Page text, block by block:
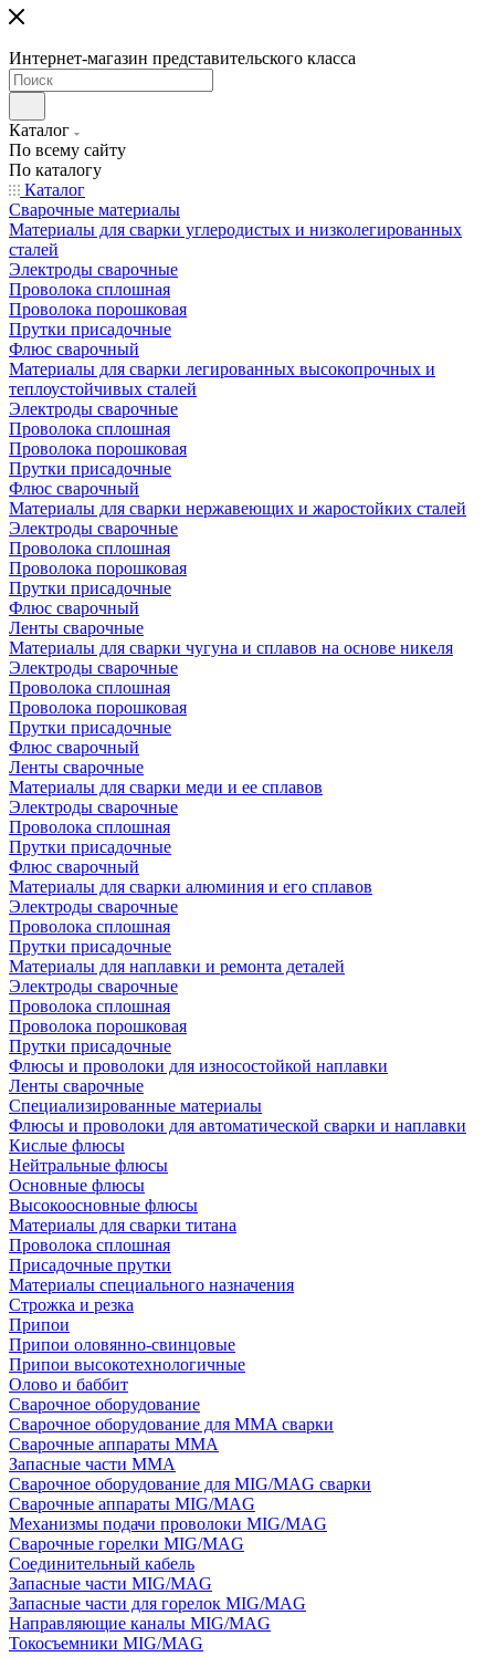
Интернет-магазин представительского класса
Каталог
По всему сайту
По каталогу
Каталог
Сварочные материалы
Материалы для сварки углеродистых и низколегированных
сталей
Электроды сварочные
Проволока сплошная
Проволока порошковая
Прутки присадочные
Флюс сварочный
Материалы для сварки легированных высокопрочных и
теплоустойчивых сталей
Электроды сварочные
Проволока сплошная
Проволока порошковая
Прутки присадочные
Флюс сварочный
Материалы для сварки нержавеющих и жаростойких сталей
Электроды сварочные
Проволока сплошная
Проволока порошковая
Прутки присадочные
Флюс сварочный
Ленты сварочные
Материалы для сварки чугуна и сплавов на основе никеля
Электроды сварочные
Проволока сплошная
Проволока порошковая
Прутки присадочные
Флюс сварочный
Ленты сварочные
Материалы для сварки меди и ее сплавов
Электроды сварочные
Проволока сплошная
Прутки присадочные
Флюс сварочный
Материалы для сварки алюминия и его сплавов
Электроды сварочные
Проволока сплошная
Прутки присадочные
Материалы для наплавки и ремонта деталей
Электроды сварочные
Проволока сплошная
Проволока порошковая
Прутки присадочные
Флюсы и проволоки для износостойкой наплавки
Ленты сварочные
Специализированные материалы
Флюсы и проволоки для автоматической сварки и наплавки
Кислые флюсы
Нейтральные флюсы
Основные флюсы
Высокоосновные флюсы
Материалы для сварки титана
Проволока сплошная
Присадочные прутки
Материалы специального назначения
Строжка и резка
Припои
Припои оловянно-свинцовые
Припои высокотехнологичные
Олово и баббит
Сварочное оборудование
Сварочное оборудование для MMA сварки
Сварочные аппараты MMA
Запасные части MMA
Сварочное оборудование для MIG/MAG сварки
Сварочные аппараты MIG/MAG
Механизмы подачи проволоки MIG/MAG
Сварочные горелки MIG/MAG
Соединительный кабель
Запасные части MIG/MAG
Запасные части для горелок MIG/MAG
Направляющие каналы MIG/MAG
Токосъемники MIG/MAG